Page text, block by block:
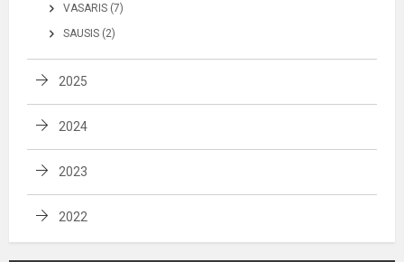
VASARIS (7)
SAUSIS (2)
2025
2024
2023
2022